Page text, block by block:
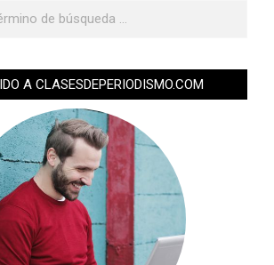
A CLASESDEPERIODISMO.COM